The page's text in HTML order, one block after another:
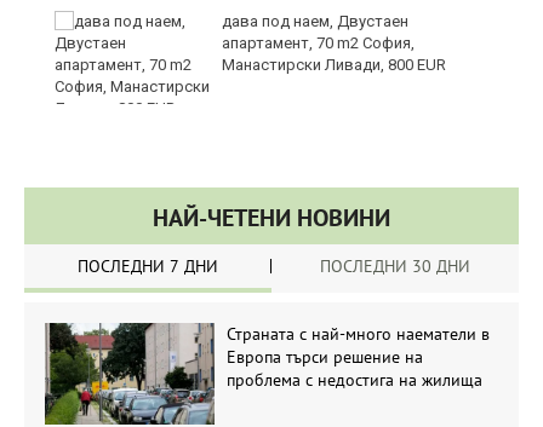
дава под наем, Двустаен
апартамент, 70 m2 София,
Манастирски Ливади, 800 EUR
НАЙ-ЧЕТЕНИ НОВИНИ
ПОСЛЕДНИ 7 ДНИ ПОСЛЕДНИ 30 ДНИ
Страната с най-много наематели в
Европа търси решение на
проблема с недостига на жилища